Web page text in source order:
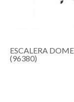
ESCALERA
(96380)